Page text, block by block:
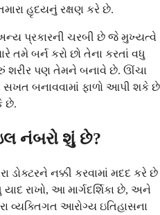
હૃદયનું રક્ષણ કરે છે.
અન્ય પ્રકારની ચરબી છે જે મુખ્યત્વે
તમે બર્ન કરો છો તેના કરતાં વધુ
શરીર પણ તેમને બનાવે છે. ઊંચા
બનાવવામાં ફાળો આપી શકે છે
છે.
નંબરો શું છે?
નક્કી કરવામાં મદદ કરે છે
રાખો, આ માર્ગદર્શિકા છે, અને
વ્યક્તિગત આરોગ્ય ઇતિહાસના